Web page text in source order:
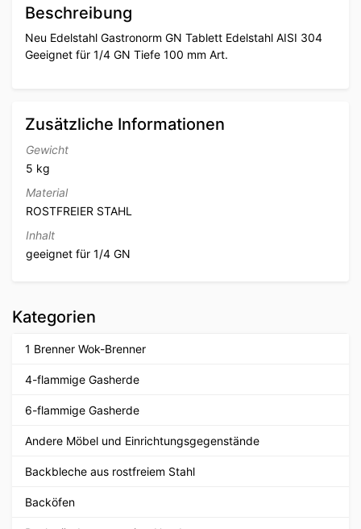
Beschreibung
Neu Edelstahl Gastronorm GN Tablett Edelstahl AISI 304
Geeignet für 1/4 GN Tiefe 100 mm Art.
Zusätzliche Informationen
Gewicht
5 kg
Material
ROSTFREIER STAHL
Inhalt
geeignet für 1/4 GN
Kategorien
1 Brenner Wok-Brenner
4-flammige Gasherde
6-flammige Gasherde
Andere Möbel und Einrichtungsgegenstände
Backbleche aus rostfreiem Stahl
Backöfen